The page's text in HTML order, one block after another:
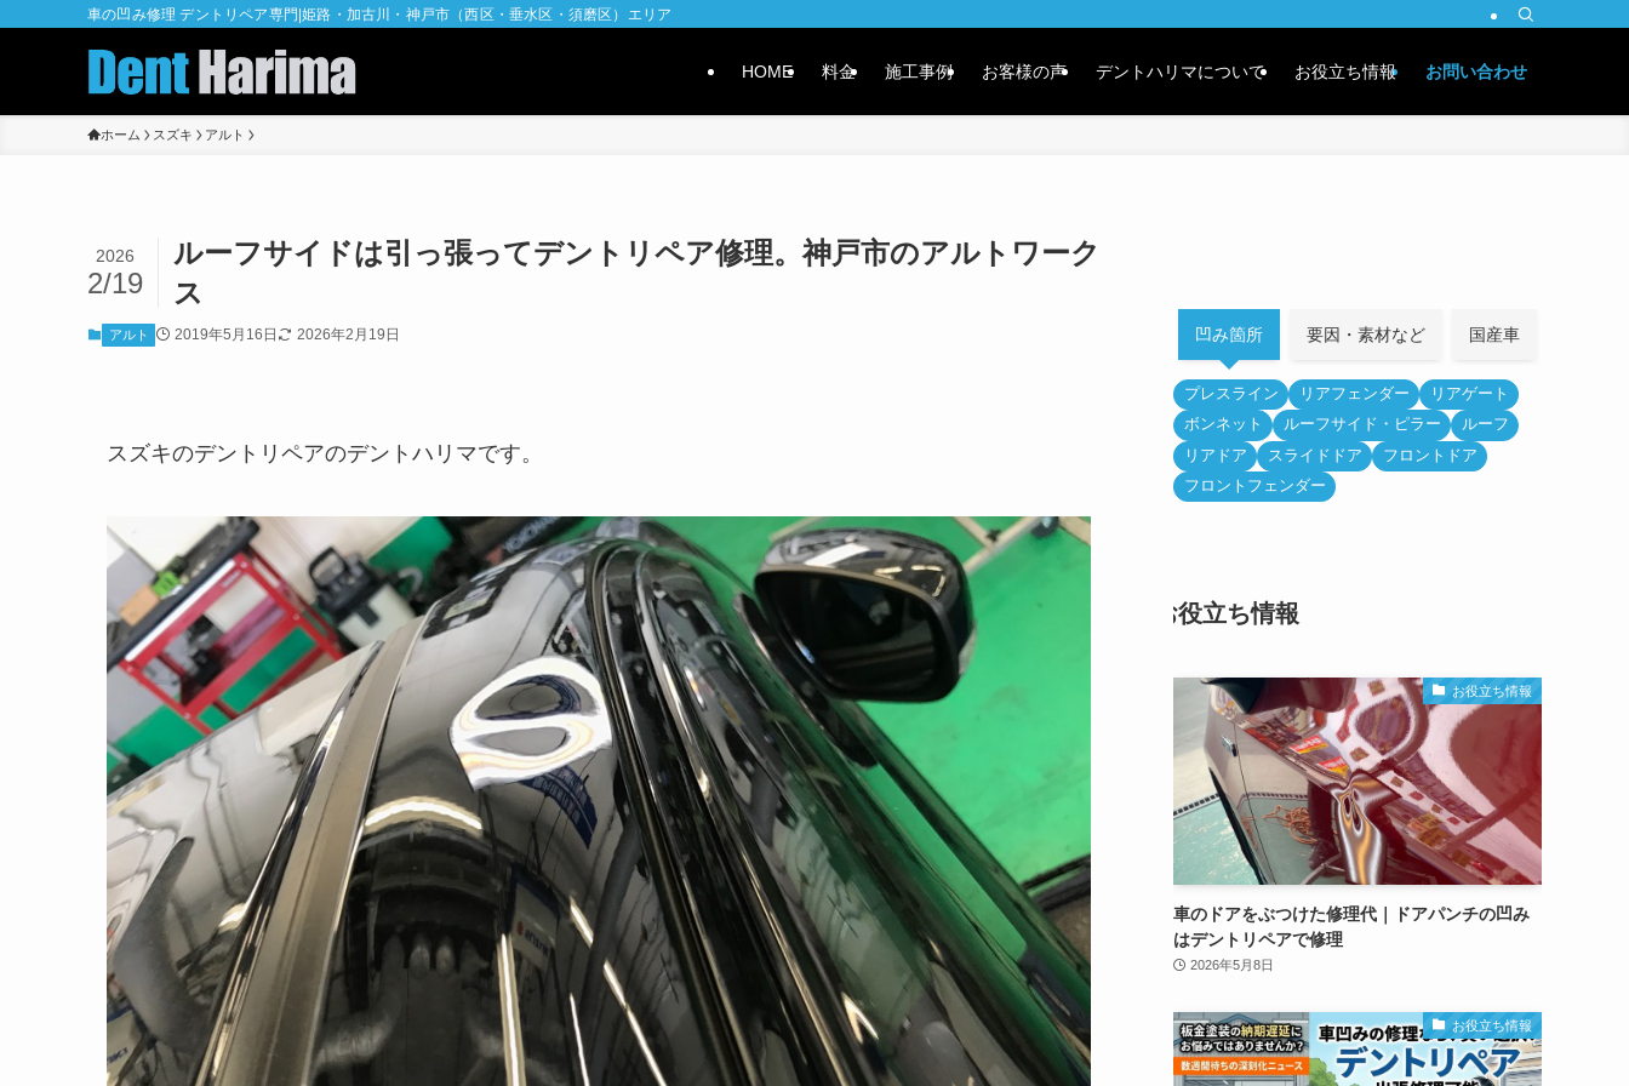
車の凹み修理 デントリペア専門|姫路・加古川・神戸市（西区・垂水区・須磨区）エリア
HOME 料金 施工事例 お客様の声 デントハリマについて お役立ち情報 お問い合わせ
ホーム スズキ アルト
ルーフサイドは引っ張ってデントリペア修理。神戸市のアルトワーク
ス
2026
2/19
アルト 2019年5月16日 2026年2月19日
スズキのデントリペアのデントハリマです。
凹み箇所 要因・素材など 国産車
プレスライン リアフェンダー
リアゲート
ボンネット
ルーフサイド・ピラー
ルーフ
リアドア
スライドドア
フロントドア
フロントフェンダー
お役立ち情報
お役立ち情報
車のドアをぶつけた修理代｜ドアパンチの凹み
はデントリペアで修理
2026年5月8日
お役立ち情報